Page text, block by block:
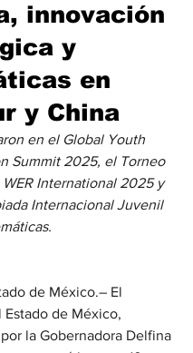
innovación
y
en
y China
en el Global Youth
Summit 2025, el Torneo
International 2025 y
Internacional Juvenil
de México.– El
de México,
la Gobernadora Delfina